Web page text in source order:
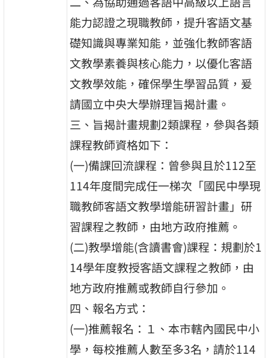
能力認證之現職教師，提升客語文基
礎知識與專業知能，並強化教師客語
文教學素養與核心能力，以優化客語
文教學效能，確保學生學習品質，爰
請國立中央大學辦理旨揭計畫。
三、旨揭計畫規劃2類課程，參與各類
課程教師資格如下：
(一)備課回流課程：曾參與且於112至
114年度間完成任一梯次「國民中學現
職教師客語文教學增能研習計畫」研
習課程之教師，由地方政府推薦。
(二)教學增能(含讀書會)課程：規劃於1
14學年度教授客語文課程之教師，由
地方政府推薦或教師自行參加。
四、報名方式：
(一)推薦報名：１、本市轄內國民中小
學，每校推薦人數至多3名，請於114